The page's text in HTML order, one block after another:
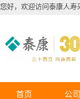
您好，欢迎访问泰康人寿
首页 公